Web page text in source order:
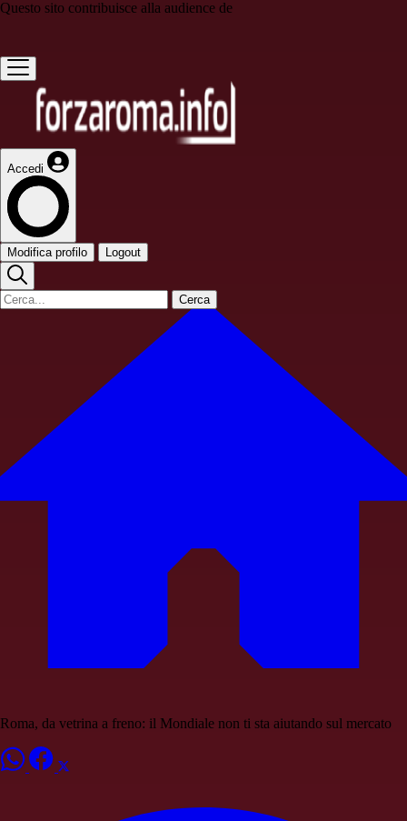
Questo sito contribuisce alla audience de
Accedi
Modifica profilo Logout
Cerca
Roma, da vetrina a freno: il Mondiale non ti sta aiutando sul mercato